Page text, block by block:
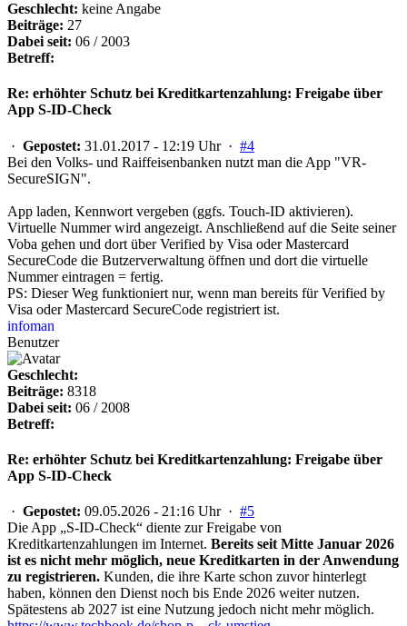
Geschlecht: keine Angabe
Beiträge: 27
Dabei seit: 06 / 2003
Betreff:
Re: erhöhter Schutz bei Kreditkartenzahlung: Freigabe über
App S-ID-Check
· Gepostet: 31.01.2017 - 12:19 Uhr · #4
Bei den Volks- und Raiffeisenbanken nutzt man die App "VR-
SecureSIGN".
App laden, Kennwort vergeben (ggfs. Touch-ID aktivieren).
Virtuelle Nummer wird angezeigt. Anschließend auf die Seite seiner
Voba gehen und dort über Verified by Visa oder Mastercard
SecureCode die Butzerverwaltung öffnen und dort die virtuelle
Nummer eintragen = fertig.
PS: Dieser Weg funktioniert nur, wenn man bereits für Verified by
Visa oder Mastercard SecureCode registriert ist.
infoman
Benutzer
Geschlecht:
Beiträge: 8318
Dabei seit: 06 / 2008
Betreff:
Re: erhöhter Schutz bei Kreditkartenzahlung: Freigabe über
App S-ID-Check
· Gepostet: 09.05.2026 - 21:16 Uhr · #5
Die App „S-ID-Check“ diente zur Freigabe von
Kreditkartenzahlungen im Internet. Bereits seit Mitte Januar 2026
ist es nicht mehr möglich, neue Kreditkarten in der Anwendung
zu registrieren. Kunden, die ihre Karte schon zuvor hinterlegt
haben, können den Dienst noch bis Ende 2026 weiter nutzen.
Spätestens ab 2027 ist eine Nutzung jedoch nicht mehr möglich.